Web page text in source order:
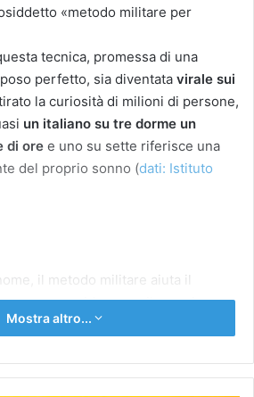
«metodo militare per
tecnica, promessa di una
perfetto, sia diventata virale sui
la curiosità di milioni di persone,
un italiano su tre dorme un
di ore e uno su sette riferisce una
del proprio sonno (dati: Istituto
il metodo militare aiuta il
rapidamente il proprio
quando si tratta di addormentarsi
senior in Scienze della salute
Mostra altro...